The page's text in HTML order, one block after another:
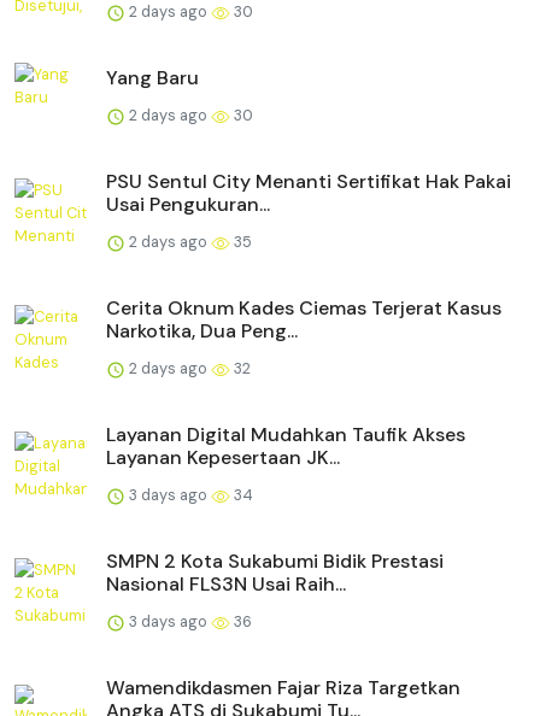
2 days ago 30
Yang Baru
2 days ago 30
PSU Sentul City Menanti Sertifikat Hak Pakai
Usai Pengukuran...
2 days ago 35
Cerita Oknum Kades Ciemas Terjerat Kasus
Narkotika, Dua Peng...
2 days ago 32
Layanan Digital Mudahkan Taufik Akses
Layanan Kepesertaan JK...
3 days ago 34
SMPN 2 Kota Sukabumi Bidik Prestasi
Nasional FLS3N Usai Raih...
3 days ago 36
Wamendikdasmen Fajar Riza Targetkan
Angka ATS di Sukabumi Tu...